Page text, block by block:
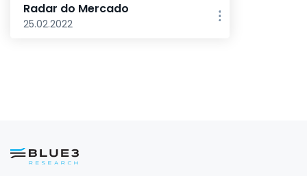
Radar do Mercado
25.02.2022